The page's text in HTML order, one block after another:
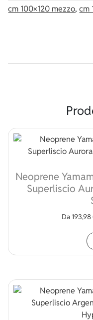
cm 100×120 mezzo,cm
Neoprene
Superliscio
Da 193,98